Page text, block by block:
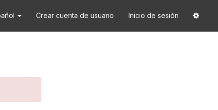
Crear cuenta de usuario Inicio de sesión